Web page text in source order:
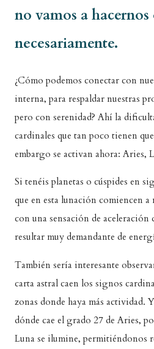
no vamos a hacernos
necesariamente.
¿Cómo podemos conectar con
interna, para respaldar nuestras
pero con serenidad? Ahí la
cardinales que tan poco tienen
embargo se activan ahora:
Si tenéis planetas o cúspides en
que en esta lunación comiencen a
con una sensación de aceleración
resultar muy demandante de
También sería interesante
carta astral caen los signos
zonas donde haya más actividad.
dónde cae el grado 27 de Aries,
Luna se ilumine, permitiéndonos